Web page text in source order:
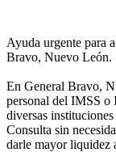
Ayuda urgente para
Bravo, Nuevo León.
En General Bravo,
personal del IMSS o
diversas
Consulta sin
darle mayor liquidez